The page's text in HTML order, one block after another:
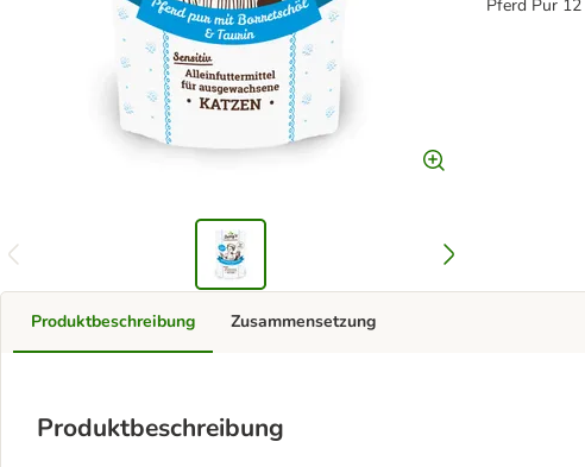
Pferd Pur
Produktbeschreibung
Produktbeschreibung
Zusammensetzung